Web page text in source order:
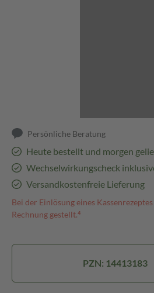
Persönliche Beratung
Heute bestellt und morgen
Wechselwirkungscheck
Versandkostenfreie Lieferung
Bei der Einlösung eines
Rechnung gestellt.⁴
PZN: 14413183